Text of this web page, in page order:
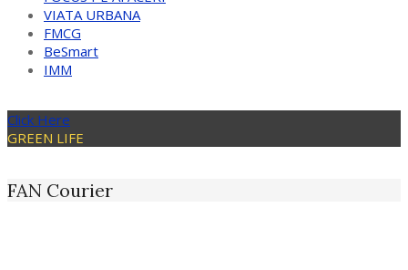
VIATA URBANA
FMCG
BeSmart
IMM
Click Here
GREEN LIFE
FAN Courier